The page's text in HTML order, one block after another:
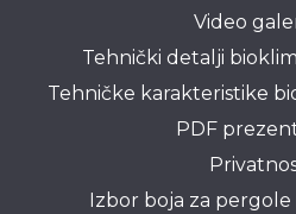
Video
Tehnički detalji
Tehničke karakteristike
PDF
Izbor boja za